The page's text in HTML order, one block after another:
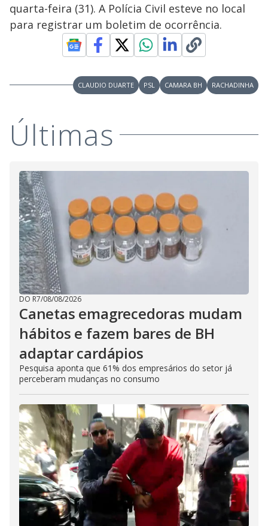
quarta-feira (31). A Polícia Civil esteve no local
para registrar um boletim de ocorrência.
CLAUDIO DUARTE PSL CAMARA BH RACHADINHA
Últimas
DO R7/08/08/2026
Canetas emagrecedoras mudam
hábitos e fazem bares de BH
adaptar cardápios
Pesquisa aponta que 61% dos empresários do setor já
perceberam mudanças no consumo